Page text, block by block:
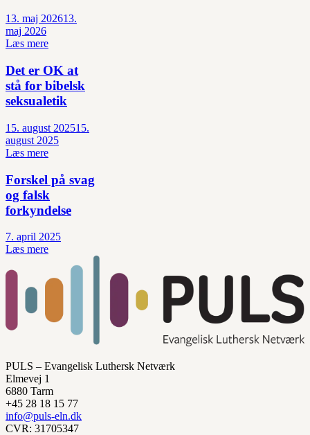
13. maj 202613.
maj 2026
Læs mere
Det er OK at
stå for bibelsk
seksualetik
15. august 202515.
august 2025
Læs mere
Forskel på svag
og falsk
forkyndelse
7. april 2025
Læs mere
PULS – Evangelisk Luthersk Netværk
Elmevej 1
6880 Tarm
+45 28 18 15 77
info@puls-eln.dk
CVR: 31705347